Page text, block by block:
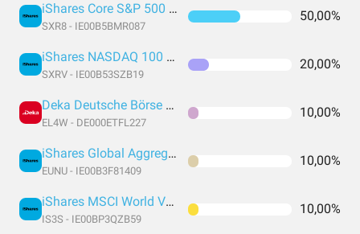
iShares Core S&P 500 UCITS ETF USD (Acc)
SXR8 - IE00B5BMR087
50,00%
iShares NASDAQ 100 UCITS ETF USD (Acc)
SXRV - IE00B53SZB19
20,00%
Deka Deutsche Börse EUROGOV Germany Money Market UCITS ETF
EL4W - DE000ETFL227
10,00%
iShares Global Aggregate Bond UCITS Dist
EUNU - IE00B3F81409
10,00%
iShares MSCI World Value Factor UCITS
IS3S - IE00BP3QZB59
10,00%